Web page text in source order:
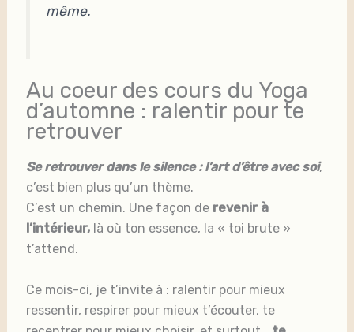
même.
Au coeur des cours du Yoga
d’automne : ralentir pour te
retrouver
Se retrouver dans le silence : l’art d’être avec soi,
c’est bien plus qu’un thème.
C’est un chemin. Une façon de revenir à
l’intérieur,là où ton essence, la « toi brute »
t’attend.
Ce mois-ci, je t’invite à : ralentir pour mieux
ressentir, respirer pour mieux t’écouter, te